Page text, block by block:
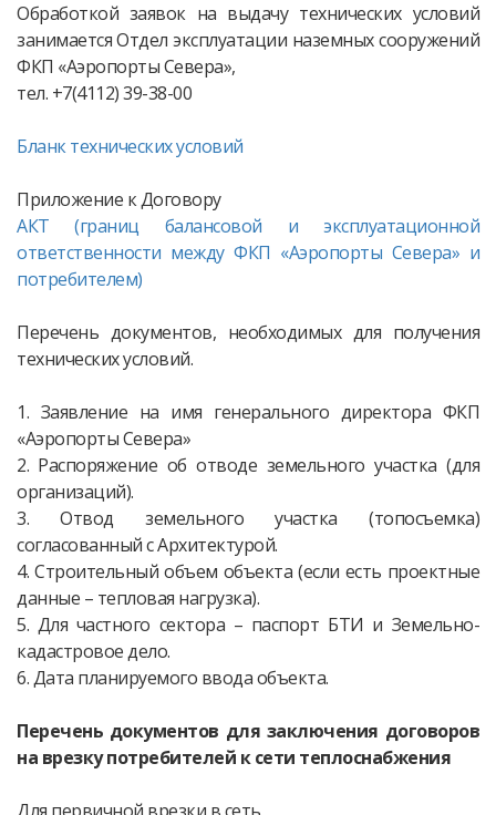
Обработкой заявок на выдачу технических условий
занимается Отдел эксплуатации наземных сооружений
ФКП «Аэропорты Севера»,
тел. +7(4112) 39-38-00
Бланк технических условий
Приложение к Договору
АКТ (границ балансовой и эксплуатационной
ответственности между ФКП «Аэропорты Севера» и
потребителем)
Перечень документов, необходимых для получения
технических условий.
1. Заявление на имя генерального директора ФКП
«Аэропорты Севера»
2. Распоряжение об отводе земельного участка (для
организаций).
3. Отвод земельного участка (топосъемка)
согласованный с Архитектурой.
4. Строительный объем объекта (если есть проектные
данные – тепловая нагрузка).
5. Для частного сектора – паспорт БТИ и Земельно-
кадастровое дело.
6. Дата планируемого ввода объекта.
Перечень документов для заключения договоров
на врезку потребителей к сети теплоснабжения